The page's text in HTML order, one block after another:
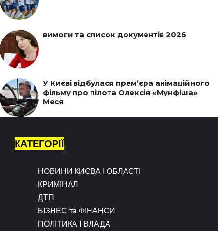
вимоги та список документів 2026
У Києві відбулася прем’єра анімаційного
фільму про пілота Олексія «Мунфіша»
Меся
КАТЕГОРІЇ
НОВИНИ КИЄВА І ОБЛАСТІ
КРИМІНАЛ
ДТП
БІЗНЕС та ФІНАНСИ
ПОЛІТИКА І ВЛАДА